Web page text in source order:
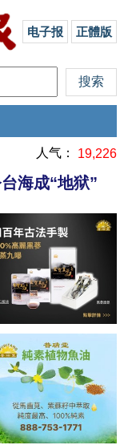
电子报 正體版
人气： 19,226
海成“地狱”